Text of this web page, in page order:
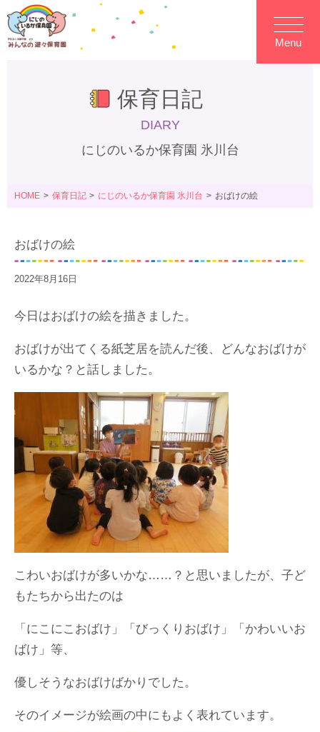
Menu
保育日記
DIARY
にじのいるか保育園 氷川台
HOME 保育日記 にじのいるか保育園 氷川台 おばけの絵
おばけの絵
2022年8月16日
今日はおばけの絵を描きました。
おばけが出てくる紙芝居を読んだ後、どんなおばけが
いるかな？と話しました。
こわいおばけが多いかな……？と思いましたが、子ど
もたちから出たのは
「にこにこおばけ」「びっくりおばけ」「かわいいお
ばけ」等、
優しそうなおばけばかりでした。
そのイメージが絵画の中にもよく表れています。